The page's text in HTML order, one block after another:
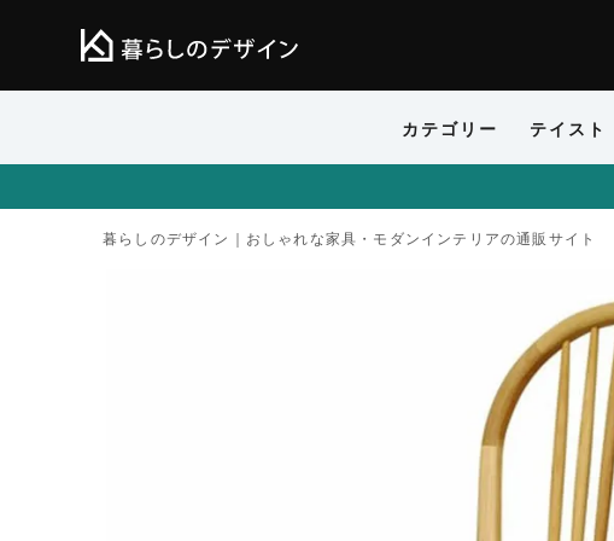
カテゴリー テイスト
暮らしのデザイン｜おしゃれな家具・モダンインテリアの通販サイト